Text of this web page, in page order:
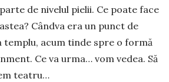
de nivelul pielii. Ce poate face
Când­va era un punct de
templu, acum tinde spre o formă
Ce va urma… vom vedea. Să
teatru…